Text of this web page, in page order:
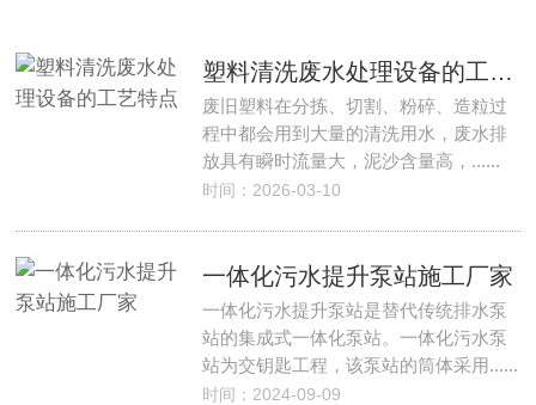
塑料清洗废水处理设备的工艺特点
废旧塑料在分拣、切割、粉碎、造粒过
程中都会用到大量的清洗用水，废水排
放具有瞬时流量大，泥沙含量高，......
时间：2026-03-10
一体化污水提升泵站施工厂家
一体化污水提升泵站是替代传统排水泵
站的集成式一体化泵站。一体化污水泵
站为交钥匙工程，该泵站的筒体采用......
时间：2024-09-09